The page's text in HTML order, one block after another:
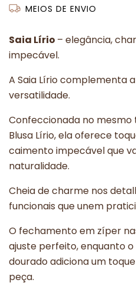
MEIOS DE ENVIO
Saia Lírio – elegância,
impecável.
A Saia Lírio complementa
versatilidade.
Confeccionada no
Blusa Lírio, ela oferece
caimento impecável que
naturalidade.
Cheia de charme nos
funcionais que unem
O fechamento em zíper
ajuste perfeito, enquanto
dourado adiciona um
peça.